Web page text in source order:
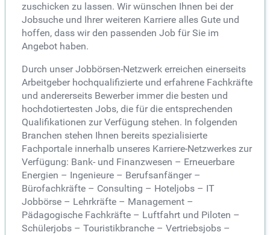
zuschicken zu lassen. Wir wünschen Ihnen bei der
Jobsuche und Ihrer weiteren Karriere alles Gute und
hoffen, dass wir den passenden Job für Sie im
Angebot haben.
Durch unser Jobbörsen-Netzwerk erreichen einerseits
Arbeitgeber hochqualifizierte und erfahrene Fachkräfte
und andererseits Bewerber immer die besten und
hochdotiertesten Jobs, die für die entsprechenden
Qualifikationen zur Verfügung stehen. In folgenden
Branchen stehen Ihnen bereits spezialisierte
Fachportale innerhalb unseres Karriere-Netzwerkes zur
Verfügung: Bank- und Finanzwesen – Erneuerbare
Energien – Ingenieure – Berufsanfänger –
Bürofachkräfte – Consulting – Hoteljobs – IT
Jobbörse – Lehrkräfte – Management –
Pädagogische Fachkräfte – Luftfahrt und Piloten –
Schülerjobs – Touristikbranche – Vertriebsjobs –